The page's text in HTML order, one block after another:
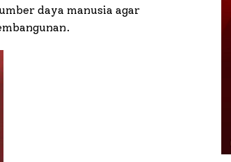
daya manusia agar